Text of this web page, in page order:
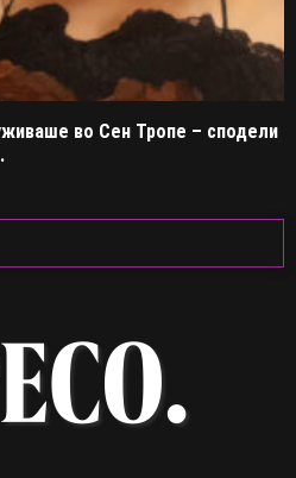
во Сен Тропе – сподели